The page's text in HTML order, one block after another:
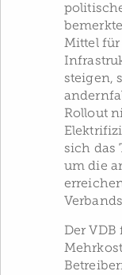
Mittel für
steigen,
Rollout
sich das
um die
Der